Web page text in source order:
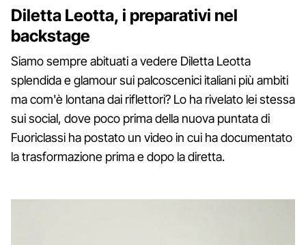
Diletta Leotta, i preparativi nel
backstage
Siamo sempre abituati a vedere Diletta Leotta
splendida e glamour sui palcoscenici italiani più ambiti
ma com'è lontana dai riflettori? Lo ha rivelato lei stessa
sui social, dove poco prima della nuova puntata di
Fuoriclassi ha postato un video in cui ha documentato
la trasformazione prima e dopo la diretta.